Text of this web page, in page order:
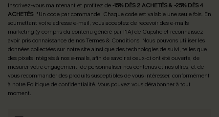
Inscrivez-vous maintenant et profitez de -15% DÈS 2 ACHETÉS & -25% DÈS 4
ACHETÉS! *Un code par commande. Chaque code est valable une seule fois. En
soumettant votre adresse e-mail, vous acceptez de recevoir des e-mails
marketing (y compris du contenu généré par l'IA) de Cupshe et reconnaissez
avoir pris connaissance de nosTermes & Conditions. Nous pouvons utiliser les
données collectées sur notre site ainsi que des technologies de suivi, telles que
des pixels intégrés à nos e-mails, afin de savoir si ceux-ci ont été ouverts, de
mesurer votre engagement, de personnaliser nos contenus et nos offres, et de
vous recommander des produits susceptibles de vous intéresser, conformément
à notre Politique de confidentialité. Vous pouvez vous désabonner à tout
moment.